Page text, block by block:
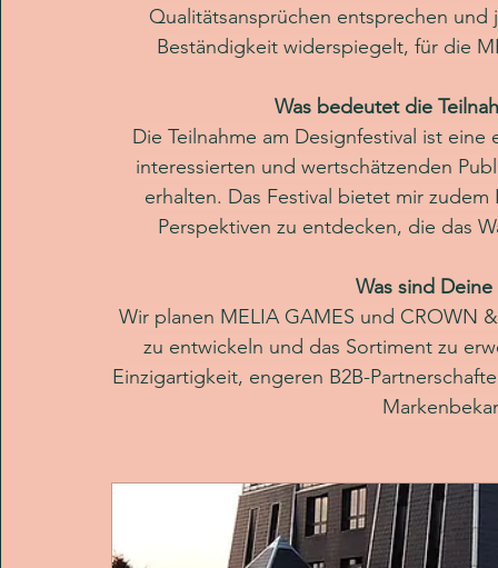
Qualitätsansprüchen entsprechen
Beständigkeit widerspiegelt, für die
Was bedeutet die
Die Teilnahme am Designfestival ist
interessierten und wertschätzenden
erhalten. Das Festival bietet mir
Perspektiven zu entdecken, die das
Was sind
Wir planen MELIA GAMES und CROWN
zu entwickeln und das Sortiment zu
Einzigartigkeit, engeren B2B-